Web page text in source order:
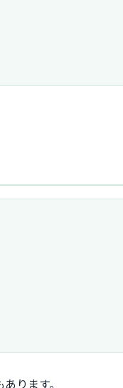
ります。